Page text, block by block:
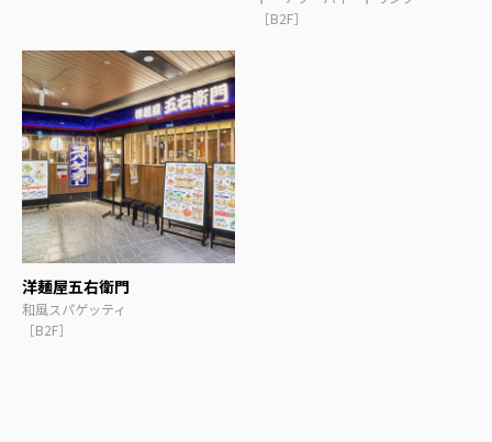
［B2F］
洋麺屋五右衛門
和風スパゲッティ
［B2F］